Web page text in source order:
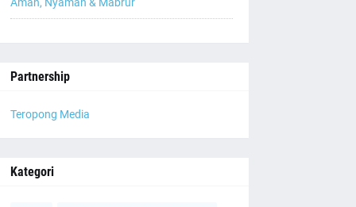
Partnership
Teropong Media
Kategori